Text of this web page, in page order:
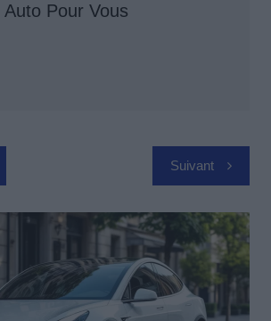
Auto Pour Vous
Suivant